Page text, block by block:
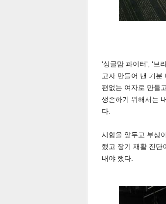
'싱글맘 파이터', '브
고자 만들어 낸 기분
편없는 여자로 만들
생존하기 위해서는
다.
시합을 앞두고 부상
했고 장기 재활 진단
내야 했다.